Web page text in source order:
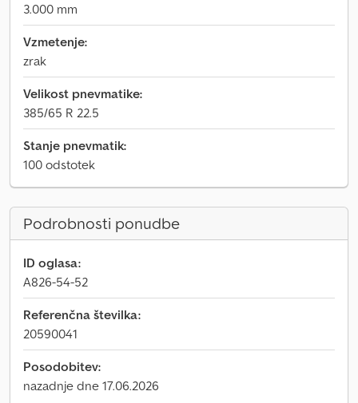
3.000 mm
Vzmetenje:
zrak
Velikost pnevmatike:
385/65 R 22.5
Stanje pnevmatik:
100 odstotek
Podrobnosti ponudbe
ID oglasa:
A826-54-52
Referenčna številka:
20590041
Posodobitev:
nazadnje dne 17.06.2026